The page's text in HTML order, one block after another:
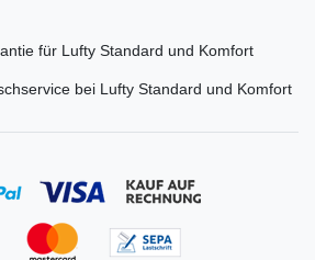
für Lufty Standard und Komfort
bei Lufty Standard und Komfort